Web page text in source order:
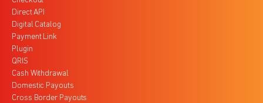
Direct API
Digital Catalog
Payment Link
Plugin
QRIS
Cash Withdrawal
Domestic Payouts
Cross Border Payouts